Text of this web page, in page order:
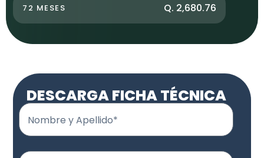
72 MESES Q. 2,680.76
DESCARGA FICHA TÉCNICA
Nombre y Apellido*